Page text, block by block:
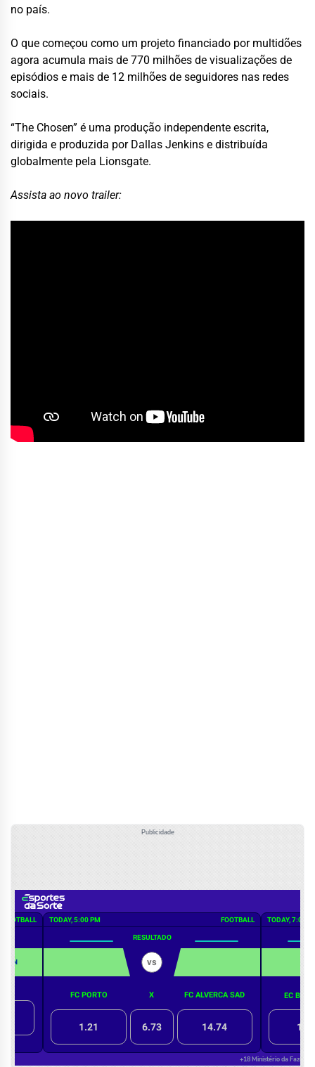
no país.
O que começou como um projeto financiado por multidões
agora acumula mais de 770 milhões de visualizações de
episódios e mais de 12 milhões de seguidores nas redes
sociais.
“The Chosen” é uma produção independente escrita,
dirigida e produzida por Dallas Jenkins e distribuída
globalmente pela Lionsgate.
Assista ao novo trailer:
Publicidade